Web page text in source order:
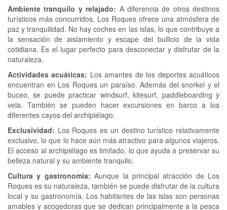
Ambiente tranquilo y relajado: A diferencia de otros destinos
turísticos más concurridos, Los Roques ofrece una atmósfera de
paz y tranquilidad. No hay coches en las islas, lo que contribuye a
la sensación de aislamiento y escape del bullicio de la vida
cotidiana. Es el lugar perfecto para desconectar y disfrutar de la
naturaleza.
Actividades acuáticas: Los amantes de los deportes acuáticos
encuentran en Los Roques un paraíso. Además del snorkel y el
buceo, se puede practicar windsurf, kitesurf, paddleboarding y
vela. También se pueden hacer excursiones en barco a los
diferentes cayos del archipiélago.
Exclusividad: Los Roques es un destino turístico relativamente
exclusivo, lo que lo hace aún más atractivo para algunos viajeros.
El acceso al archipiélago es limitado, lo que ayuda a preservar su
belleza natural y su ambiente tranquilo.
Cultura y gastronomía: Aunque la principal atracción de Los
Roques es su naturaleza, también se puede disfrutar de la cultura
local y su gastronomía. Los habitantes de las islas son personas
amables y acogedoras que se dedican principalmente a la pesca